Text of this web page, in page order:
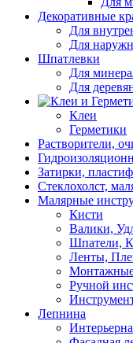
Декоративные
Для
Для
Шпатлевки
Для
Для
Клеи
Герметики
Растворители,
Затирки,
Стеклохолст,
Малярные
Кисти
Валики,
Шпатели,
Ленты,
Ручной
Лепнина